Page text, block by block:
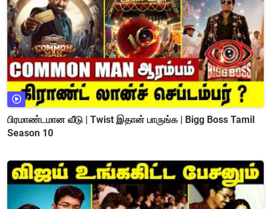
பிரமாண்டமான வீடு | Twist இதான் பாருங்க | Bigg Boss Tamil
Season 10